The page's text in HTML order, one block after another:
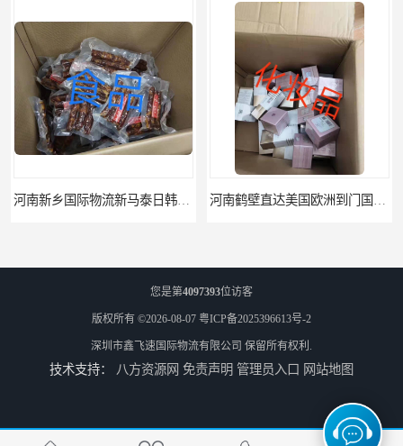
河南鹤壁美森快船美国FBA专线海运国际物流双清包税 河南安阳欧美日加FBA空海运入仓DHL快递代理当日提取
您是第4097393位访客
版权所有 ©2026-08-07 粤ICP备2025396613号-2
深圳市鑫飞速国际物流有限公司 保留所有权利.
技术支持： 八方资源网 免责声明 管理员入口 网站地图